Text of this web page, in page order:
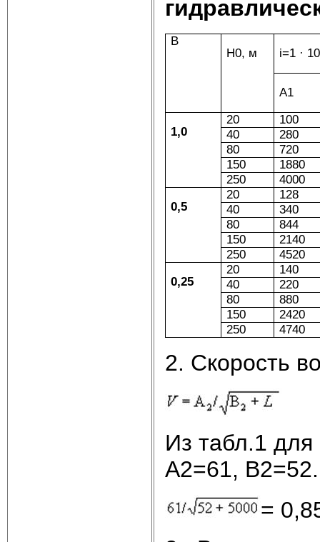
B
Н0, м
i=1 ·
А1
1,0
20
100
40
280
80
720
150
1880
250
4000
0,5
20
128
40
340
80
844
150
2140
250
4520
0,25
20
140
40
220
80
880
150
2420
250
4740
2. Скорость
Из табл.1 для
А2=61,
=